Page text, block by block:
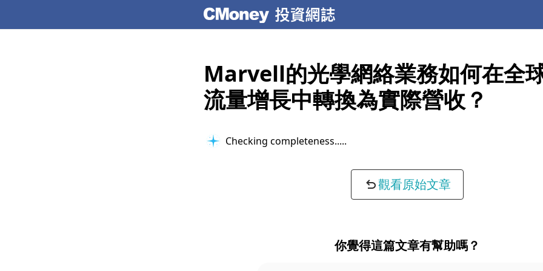
Marvell的光學網絡業務如何在全
流量增長中轉換為實際營收？
Checking completeness...
觀看原始文章
你覺得這篇文章有幫助嗎？